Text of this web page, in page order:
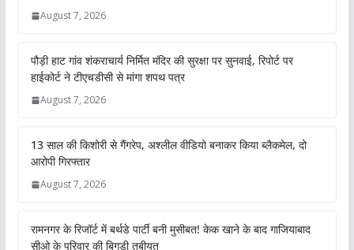
August 7, 2026
पौड़ी हाट गांव शंकराचार्य निर्मित मंदिर की सुरक्षा पर सुनवाई, रिपोर्ट पर
हाईकोर्ट ने टीएचडीसी से मांगा शपथ पत्र
August 7, 2026
13 साल की किशोरी से गैंगरेप, अश्लील वीडियो बनाकर किया ब्लैकमेल, दो
आरोपी गिरफ्तार
August 7, 2026
रामनगर के रिजॉर्ट में बर्थडे पार्टी बनी मुसीबत! केक खाने के बाद गाजियाबाद
सीओ के परिवार की बिगड़ी तबीयत